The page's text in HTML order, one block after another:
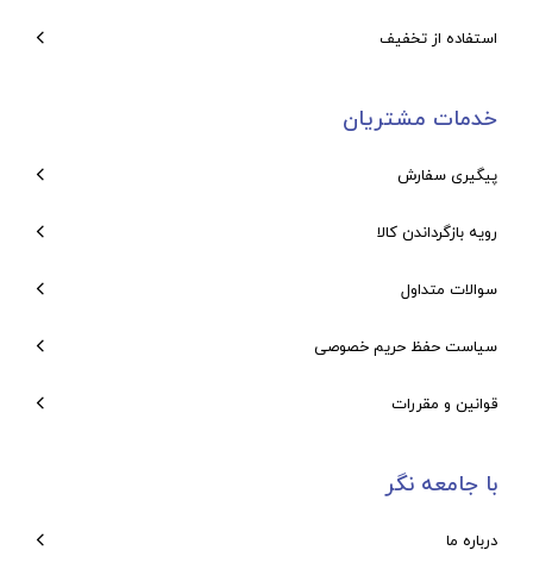
استفاده از تخفیف
خدمات مشتریان
پیگیری سفارش
رویه بازگرداندن کالا
سوالات متداول
سیاست حفظ حریم خصوصی
قوانین و مقررات
با جامعه نگر
درباره ما